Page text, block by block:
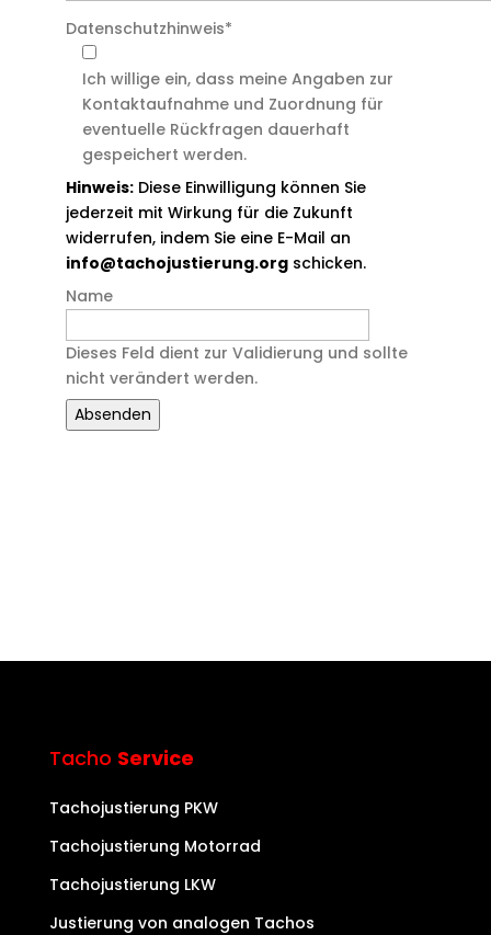
Datenschutzhinweis*
Ich willige ein, dass meine Angaben zur
Kontaktaufnahme und Zuordnung für
eventuelle Rückfragen dauerhaft
gespeichert werden.
Hinweis:Diese Einwilligung können Sie
jederzeit mit Wirkung für die Zukunft
widerrufen, indem Sie eine E-Mail an
info@tachojustierung.orgschicken.
Name
Dieses Feld dient zur Validierung und sollte
nicht verändert werden.
Tacho Service
Tachojustierung PKW
Tachojustierung Motorrad
Tachojustierung LKW
Justierung von analogen Tachos